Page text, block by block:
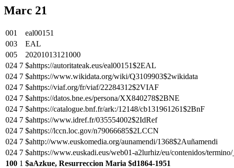
Marc 21
001
eal00151
003
EAL
005
20201013121000
024 7 $ahttps://autoritateak.eus/eal00151$2EAL
024 7 $ahttps://www.wikidata.org/wiki/Q3109903$2wikidata
024 7 $ahttps://viaf.org/fr/viaf/22284312$2VIAF
024 7 $ahttps://datos.bne.es/persona/XX840278$2BNE
024 7 $ahttps://catalogue.bnf.fr/ark:/12148/cb131961261$2BnF
024 7 $ahttps://www.idref.fr/035554002$2IdRef
024 7 $ahttps://lccn.loc.gov/n79066685$2LCCN
024 7 $ahttp://www.euskomedia.org/aunamendi/1368$2Auñamendi
024 7 $ahttps://www.euskadi.eus/web01-a2lurhiz/eu/contenidos/
100 1 $aAzkue, Resurreccion Maria $d1864-1951